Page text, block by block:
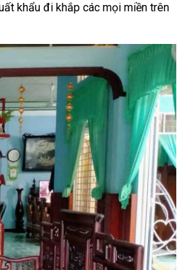
khẩu đi khắp các mọi miền trên